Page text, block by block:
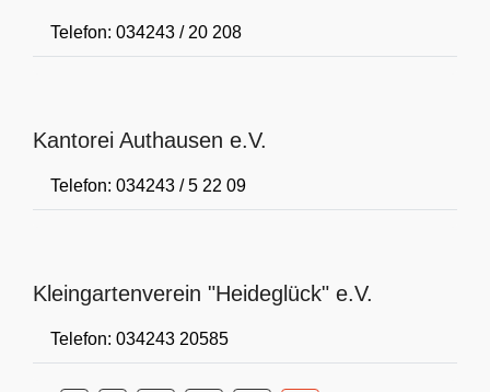
Telefon: 034243 / 20 208
Kantorei Authausen e.V.
Telefon: 034243 / 5 22 09
Kleingartenverein "Heideglück" e.V.
Telefon: 034243 20585